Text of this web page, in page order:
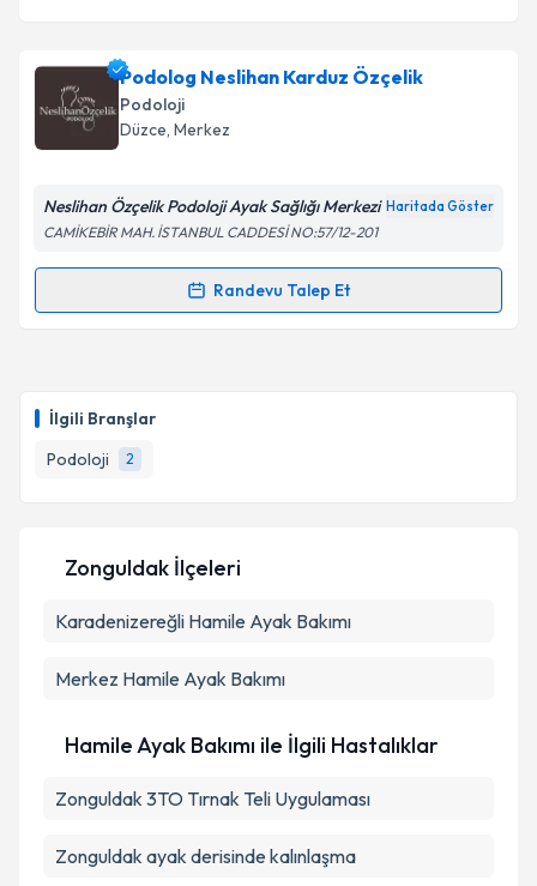
İlgili Branşlar
Podoloji
2
Podolog Neslihan Karduz Özçelik
Podoloji
Düzce, Merkez
Neslihan Özçelik Podoloji Ayak Sağlığı Merkezi Haritada Göster
CAMİKEBİR MAH. İSTANBUL CADDESİ NO:57/12-201
Randevu Talep Et
Randevu Takvimi Talebi
almanız için bir takvim hazırlandığında e-posta ile
bilgilendireceğiz.
E-posta Adresiniz
Kişisel verilerimin işlenmesine ilişkin
kapsamda işlenmesini kabul ediyorum.
Takvim Talebini Gönder
Zonguldak İlçeleri
Karadenizereğli Hamile Ayak Bakımı
Merkez Hamile Ayak Bakımı
Hamile Ayak Bakımı ile İlgili Hastalıklar
Zonguldak 3TO Tırnak Teli Uygulaması
Zonguldak ayak derisinde kalınlaşma